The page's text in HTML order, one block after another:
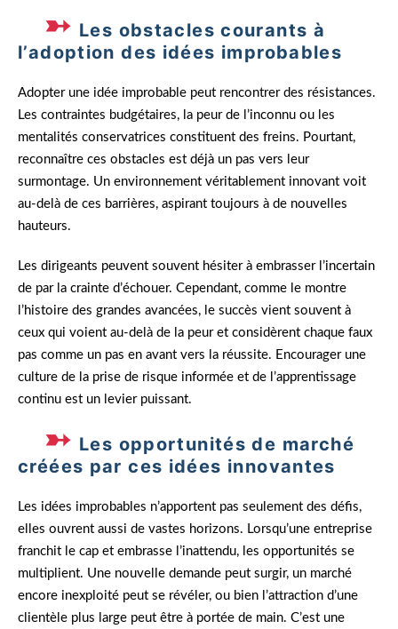
Les obstacles courants à
l’adoption des idées improbables
Adopter une idée improbable peut rencontrer des résistances.
Les contraintes budgétaires, la peur de l’inconnu ou les
mentalités conservatrices constituent des freins. Pourtant,
reconnaître ces obstacles est déjà un pas vers leur
surmontage. Un environnement véritablement innovant voit
au-delà de ces barrières, aspirant toujours à de nouvelles
hauteurs.
Les dirigeants peuvent souvent hésiter à embrasser l’incertain
de par la crainte d’échouer. Cependant, comme le montre
l’histoire des grandes avancées, le succès vient souvent à
ceux qui voient au-delà de la peur et considèrent chaque faux
pas comme un pas en avant vers la réussite. Encourager une
culture de la prise de risque informée et de l’apprentissage
continu est un levier puissant.
Les opportunités de marché
créées par ces idées innovantes
Les idées improbables n’apportent pas seulement des défis,
elles ouvrent aussi de vastes horizons. Lorsqu’une entreprise
franchit le cap et embrasse l’inattendu, les opportunités se
multiplient. Une nouvelle demande peut surgir, un marché
encore inexploité peut se révéler, ou bien l’attraction d’une
clientèle plus large peut être à portée de main. C’est une